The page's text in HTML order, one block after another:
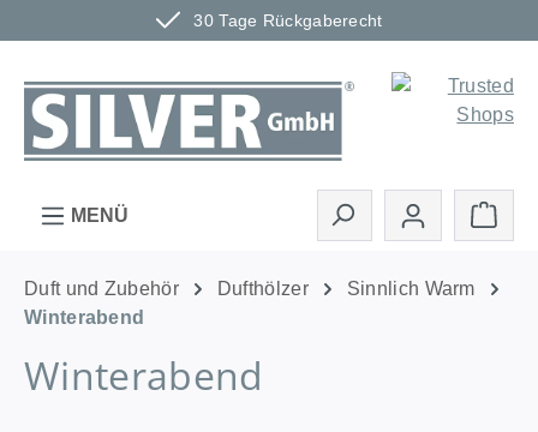
30 Tage Rückgaberecht
Zum Hauptinhalt springen
MENÜ
Duft und Zubehör Dufthölzer
Sinnlich Warm
Winterabend
Winterabend